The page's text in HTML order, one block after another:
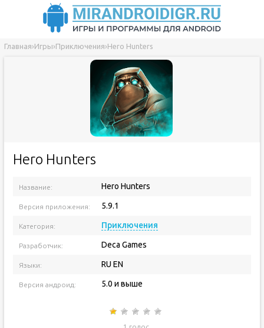
Главная›Игры›Приключения›Hero Hunters
Hero Hunters
Название: Hero Hunters
Версия приложения: 5.9.1
Категория: Приключения
Разработчик: Deca Games
Языки: RU EN
Версия андроид: 5.0 и выше